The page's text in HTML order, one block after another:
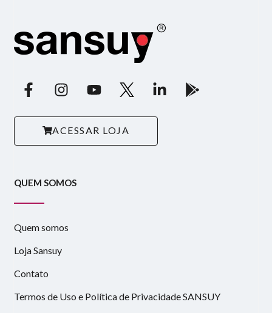
ACESSAR LOJA
QUEM SOMOS
Quem somos
Loja Sansuy
Contato
Termos de Uso e Política de Privacidade SANSUY